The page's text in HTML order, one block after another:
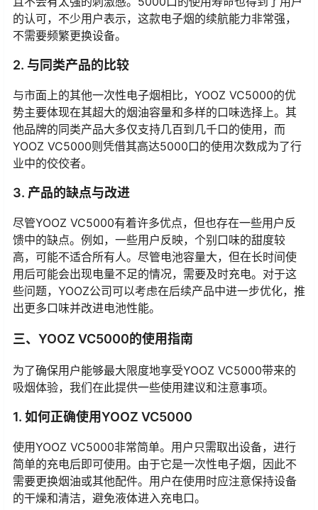
的认可，不少用户表示，这款电子烟的续航能力非常强，
不需要频繁更换设备。
2. 与同类产品的比较
与市面上的其他一次性电子烟相比，YOOZ VC5000的优
势主要体现在其超大的烟油容量和多样的口味选择上。其
他品牌的同类产品大多仅支持几百到几千口的使用，而
YOOZ VC5000则凭借其高达5000口的使用次数成为了行
业中的佼佼者。
3. 产品的缺点与改进
尽管YOOZ VC5000有着许多优点，但也存在一些用户反
馈中的缺点。例如，一些用户反映，个别口味的甜度较
高，可能不适合所有人。尽管电池容量大，但在长时间使
用后可能会出现电量不足的情况，需要及时充电。对于这
些问题，YOOZ公司可以考虑在后续产品中进一步优化，推
出更多口味并改进电池性能。
三、YOOZ VC5000的使用指南
为了确保用户能够最大限度地享受YOOZ VC5000带来的
吸烟体验，我们在此提供一些使用建议和注意事项。
1. 如何正确使用YOOZ VC5000
使用YOOZ VC5000非常简单。用户只需取出设备，进行
简单的充电后即可使用。由于它是一次性电子烟，因此不
需要更换烟油或其他配件。用户在使用时应注意保持设备
的干燥和清洁，避免液体进入充电口。